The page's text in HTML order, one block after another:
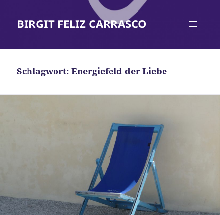
BIRGIT FELIZ CARRASCO
Schlagwort:Energiefeld der Liebe